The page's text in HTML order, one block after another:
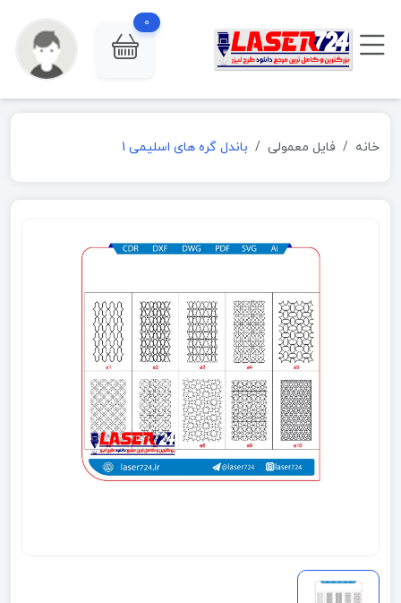
0
خانه فایل معمولی باندل گره های اسلیمی 1